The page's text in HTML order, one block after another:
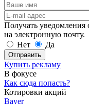
Получать
на электронную почту.
Нет
Да
Отправить
Купить рекламу
В фокусе
Как сюда попасть?
Котировки акций
Bayer